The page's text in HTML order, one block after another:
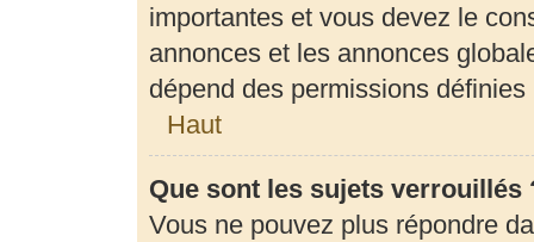
importantes et vous devez le
annonces et les annonces
dépend des permissions définies
Haut
Que sont les sujets verrouillés
Vous ne pouvez plus répondre